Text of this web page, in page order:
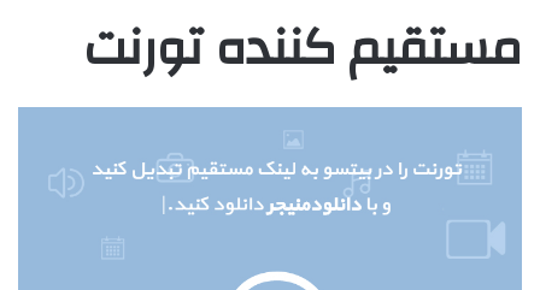
مستقیم کننده تورنت